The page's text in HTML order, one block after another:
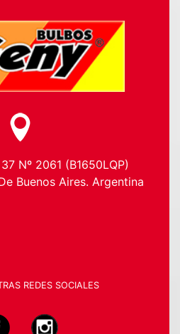
Nº 2061 (B1650LQP)
Buenos Aires. Argentina
REDES SOCIALES